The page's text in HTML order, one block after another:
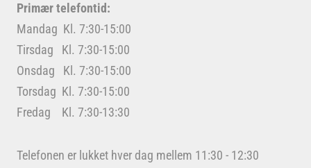
Primær telefontid:
Mandag Kl. 7:30-15:00
Tirsdag Kl. 7:30-15:00
Onsdag Kl. 7:30-15:00
Torsdag Kl. 7:30-15:00
Fredag Kl. 7:30-13:30
Telefonen er lukket hver dag mellem 11:30 - 12:30